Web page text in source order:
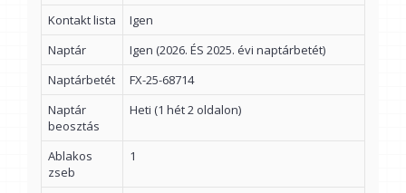
Kontakt lista
Igen
Naptár
Igen (2026. ÉS 2025. évi naptárbetét)
Naptárbetét
FX-25-68714
Naptár
beosztás
Heti (1 hét 2 oldalon)
Ablakos
zseb
1